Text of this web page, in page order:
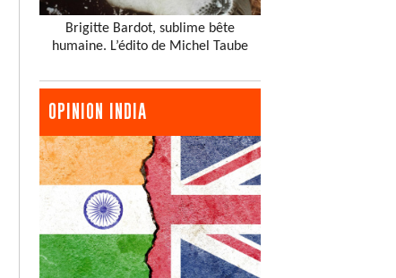
Brigitte Bardot, sublime bête
humaine. L’édito de Michel Taube
OPINION INDIA